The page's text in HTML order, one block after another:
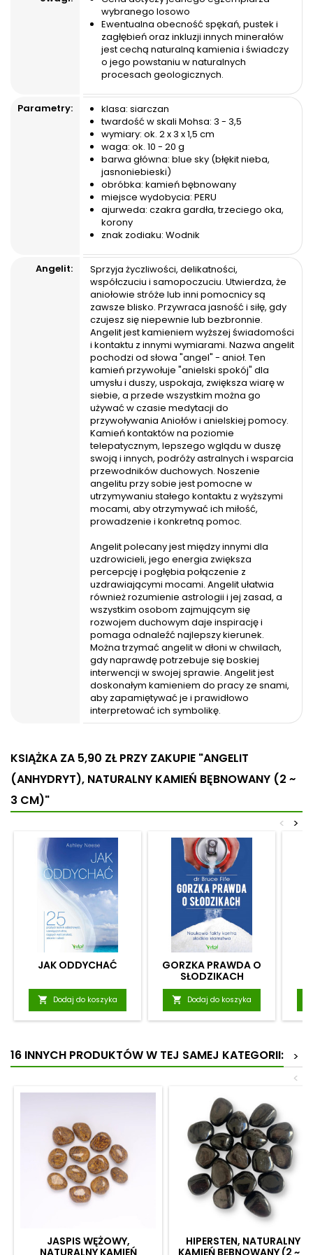
wybranego losowo
Ewentualna obecność spękań, pustek i
zagłębień oraz inkluzji innych minerałów
jest cechą naturalną kamienia i świadczy
o jego powstaniu w naturalnych
procesach geologicznych.
Parametry:
klasa: siarczan
twardość w skali Mohsa: 3 - 3,5
wymiary: ok. 2 x 3 x 1,5 cm
waga: ok. 10 - 20 g
barwa główna: blue sky (błękit nieba,
jasnoniebieski)
obróbka: kamień bębnowany
miejsce wydobycia: PERU
ajurweda: czakra gardła, trzeciego oka,
korony
znak zodiaku: Wodnik
Angelit:
Sprzyja życzliwości, delikatności,
współczuciu i samopoczuciu. Utwierdza, że
aniołowie stróże lub inni pomocnicy są
zawsze blisko. Przywraca jasność i siłę, gdy
czujesz się niepewnie lub bezbronnie.
Angelit jest kamieniem wyższej świadomości
i kontaktu z innymi wymiarami. Nazwa angelit
pochodzi od słowa "angel" - anioł. Ten
kamień przywołuje "anielski spokój" dla
umysłu i duszy, uspokaja, zwiększa wiarę w
siebie, a przede wszystkim można go
używać w czasie medytacji do
przywoływania Aniołów i anielskiej pomocy.
Kamień kontaktów na poziomie
telepatycznym, lepszego wglądu w duszę
swoją i innych, podróży astralnych i wsparcia
przewodników duchowych. Noszenie
angelitu przy sobie jest pomocne w
utrzymywaniu stałego kontaktu z wyższymi
mocami, aby otrzymywać ich miłość,
prowadzenie i konkretną pomoc.
Angelit polecany jest między innymi dla
uzdrowicieli, jego energia zwiększa
percepcję i pogłębia połączenie z
uzdrawiającymi mocami. Angelit ułatwia
również rozumienie astrologii i jej zasad, a
wszystkim osobom zajmującym się
rozwojem duchowym daje inspirację i
pomaga odnaleźć najlepszy kierunek.
Można trzymać angelit w dłoni w chwilach,
gdy naprawdę potrzebuje się boskiej
interwencji w swojej sprawie. Angelit jest
doskonałym kamieniem do pracy ze snami,
aby zapamiętywać je i prawidłowo
interpretować ich symbolikę.
KSIĄŻKA ZA 5,90 ZŁPRZY ZAKUPIE "ANGELIT
(ANHYDRYT), NATURALNY KAMIEŃ BĘBNOWANY (2 ~
3 CM)"
>
<
JAK ODDYCHAĆ
 Dodaj do koszyka
GORZKA PRAWDA O
SŁODZIKACH
 Dodaj do koszyka
16 INNYCH PRODUKTÓW W TEJ SAMEJ KATEGORII:
>
<
JASPIS WĘŻOWY,
NATURALNY KAMIEŃ
HIPERSTEN, NATURALNY
KAMIEŃ BĘBNOWANY (2 ~ 3